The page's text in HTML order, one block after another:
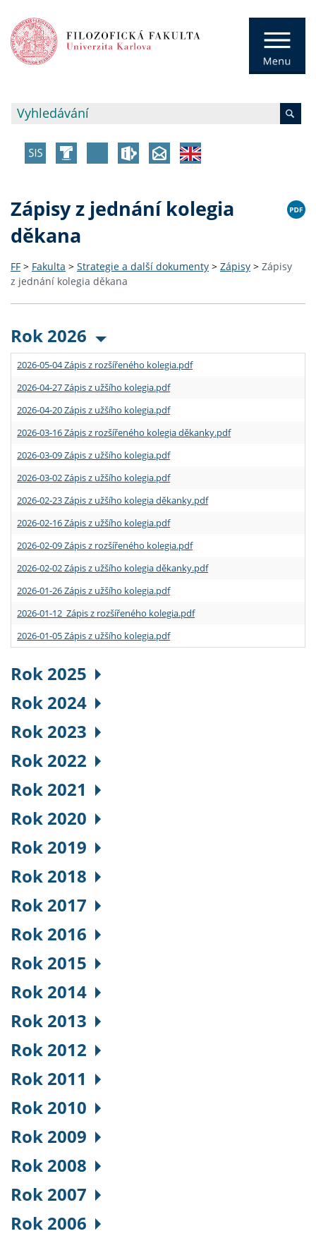
Zápisy z jednání kolegia
děkana
FF > Fakulta > Strategie a další dokumenty > Zápisy > Zápisy
z jednání kolegia děkana
Rok 2026
2026-05-04 Zápis z rozšířeného kolegia.pdf
2026-04-27 Zápis z užšího kolegia.pdf
2026-04-20 Zápis z užšího kolegia.pdf
2026-03-16 Zápis z rozšířeného kolegia děkanky.pdf
2026-03-09 Zápis z užšího kolegia.pdf
2026-03-02 Zápis z užšího kolegia.pdf
2026-02-23 Zápis z užšího kolegia děkanky.pdf
2026-02-16 Zápis z užšího kolegia.pdf
2026-02-09 Zápis z rozšířeného kolegia.pdf
2026-02-02 Zápis z užšího kolegia děkanky.pdf
2026-01-26 Zápis z užšího kolegia.pdf
2026-01-12 Zápis z rozšířeného kolegia.pdf
2026-01-05 Zápis z užšího kolegia.pdf
Rok 2025
Rok 2024
Rok 2023
Rok 2022
Rok 2021
Rok 2020
Rok 2019
Rok 2018
Rok 2017
Rok 2016
Rok 2015
Rok 2014
Rok 2013
Rok 2012
Rok 2011
Rok 2010
Rok 2009
Rok 2008
Rok 2007
Rok 2006